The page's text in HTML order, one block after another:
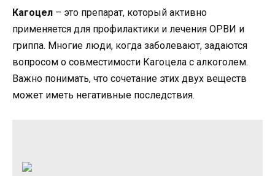
Кагоцел – это препарат, который активно
применяется для профилактики и лечения ОРВИ и
гриппа. Многие люди, когда заболевают, задаются
вопросом о совместимости Кагоцела с алкоголем.
Важно понимать, что сочетание этих двух веществ
может иметь негативные последствия.